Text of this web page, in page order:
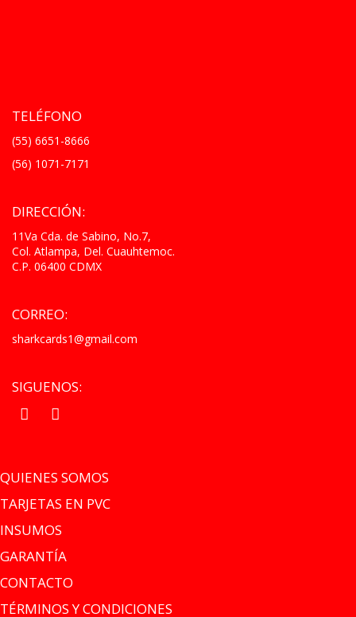
TELÉFONO
(55) 6651-8666
(56) 1071-7171
DIRECCIÓN:
11Va Cda. de Sabino, No.7,
Col. Atlampa, Del. Cuauhtemoc.
C.P. 06400 CDMX
CORREO:
sharkcards1@gmail.com
SIGUENOS:
QUIENES SOMOS
TARJETAS EN PVC
INSUMOS
GARANTÍA
CONTACTO
TÉRMINOS Y CONDICIONES